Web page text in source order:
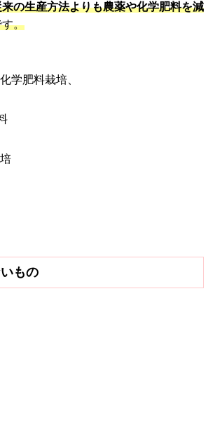
来の生産方法よりも農薬や化学肥料を減
す。
学肥料栽培、
もの